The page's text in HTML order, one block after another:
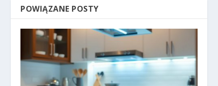
POWIĄZANE POSTY